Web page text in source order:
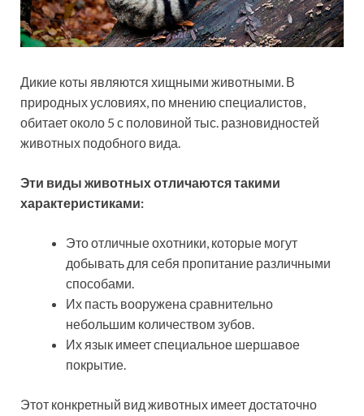
Дикие коты являются хищными животными. В
природных условиях, по мнению специалистов,
обитает около 5 с половиной тыс. разновидностей
животных подобного вида.
Эти виды животных отличаются такими
характеристиками:
Это отличные охотники, которые могут
добывать для себя пропитание различными
способами.
Их пасть вооружена сравнительно
небольшим количеством зубов.
Их язык имеет специальное шершавое
покрытие.
Этот конкретный вид животных имеет достаточно